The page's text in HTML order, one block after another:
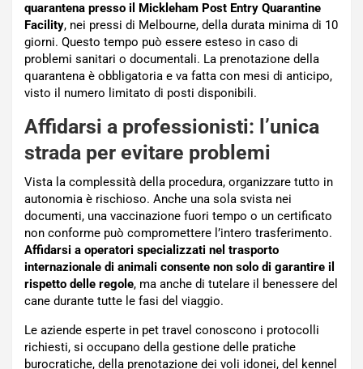
quarantena presso il Mickleham Post Entry Quarantine
Facility, nei pressi di Melbourne, della durata minima di 10
giorni. Questo tempo può essere esteso in caso di
problemi sanitari o documentali. La prenotazione della
quarantena è obbligatoria e va fatta con mesi di anticipo,
visto il numero limitato di posti disponibili.
Affidarsi a professionisti: l’unica
strada per evitare problemi
Vista la complessità della procedura, organizzare tutto in
autonomia è rischioso. Anche una sola svista nei
documenti, una vaccinazione fuori tempo o un certificato
non conforme può compromettere l’intero trasferimento.
Affidarsi a operatori specializzati nel trasporto
internazionale di animali consente non solo di garantire il
rispetto delle regole, ma anche di tutelare il benessere del
cane durante tutte le fasi del viaggio.
Le aziende esperte in pet travel conoscono i protocolli
richiesti, si occupano della gestione delle pratiche
burocratiche, della prenotazione dei voli idonei, del kennel